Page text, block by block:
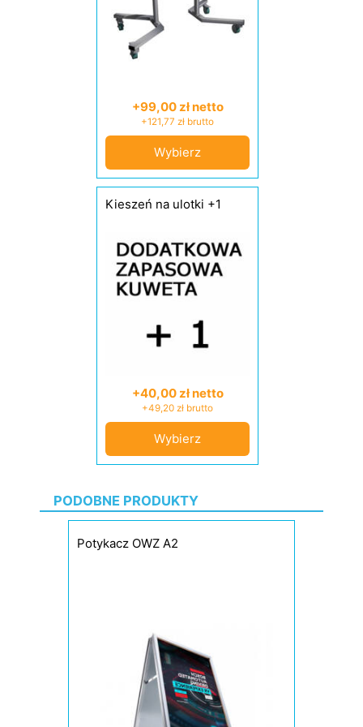
+99,00 zł netto
+121,77 zł brutto
Wybierz
Kieszeń na ulotki +1
+40,00 zł netto
+49,20 zł brutto
Wybierz
PODOBNE PRODUKTY
Potykacz OWZ A2